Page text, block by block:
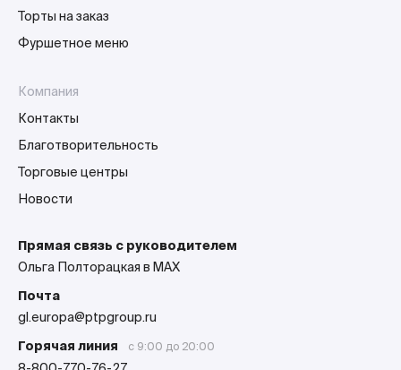
Торты на заказ
Фуршетное меню
Компания
Контакты
Благотворительность
Торговые центры
Новости
Прямая связь с руководителем
Ольга Полторацкая в MAX
Почта
gl.europa@ptpgroup.ru
Горячая линия
с 9:00 до 20:00